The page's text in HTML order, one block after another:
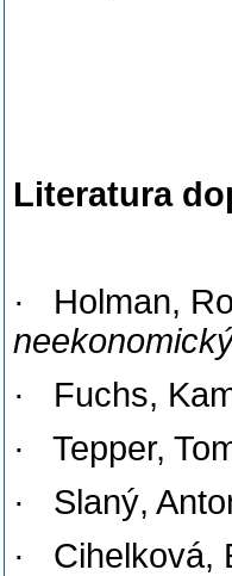
Literatura
· Holman,
· Fuchs,
· Tepper,
· Slaný,
· Cihelková,